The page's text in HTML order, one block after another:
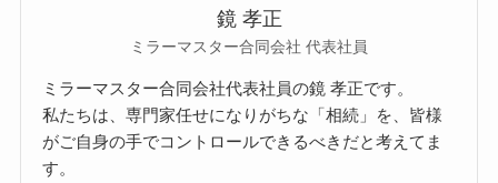
鏡 孝正
ミラーマスター合同会社 代表社員
ミラーマスター合同会社代表社員の鏡 孝正です。
私たちは、専門家任せになりがちな「相続」を、皆様
がご自身の手でコントロールできるべきだと考えてま
す。